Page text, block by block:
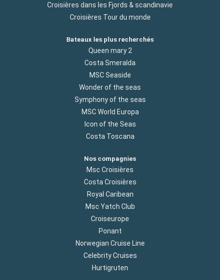
Croisières dans les Fjords & scandinavie
Croisières Tour du monde
Bateaux les plus recherchés
Queen mary 2
Costa Smeralda
MSC Seaside
Wonder of the seas
Symphony of the seas
MSC World Europa
Icon of the Seas
Costa Toscana
Nos compagnies
Msc Croisières
Costa Croisières
Royal Caribean
Msc Yatch Club
Croiseurope
Ponant
Norwegian Cruise Line
Celebrity Cruises
Hurtigruten